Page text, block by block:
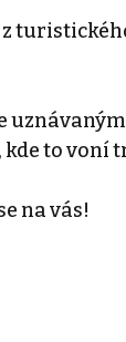
to voní
na vás!